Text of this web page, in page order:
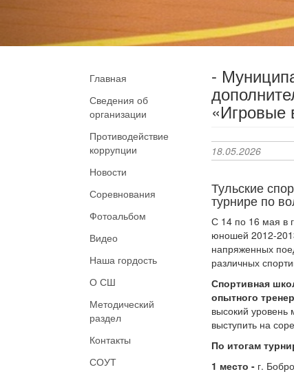
Главная
Сведения об
организации
Противодействие
коррупции
Новости
Соревнования
Фотоальбом
Видео
Наша гордость
О СШ
Методический
раздел
Контакты
СОУТ
-
«Игровые
18.05.2026
Тульские
турнире по
С 14 по 16 мая в
юношей 2012-
напряженных
различных
Спортивная
опытного
высокий уровень
выступить на
По итогам
1 место - г.